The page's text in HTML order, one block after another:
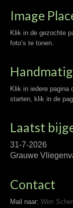
Image
Klik in de gezochte
foto’s te tonen.
Klik in iedere pagina
starten, klik in de
Laatst
31-7-2026
Grauwe
Contact
Mail naar: Wim